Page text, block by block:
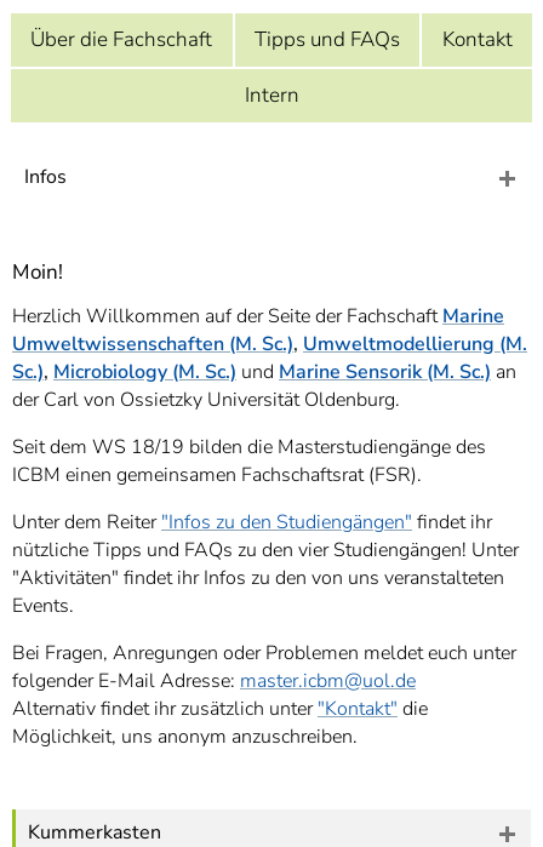
]
Informationen zur
Barrierefreiheit
Über die Fachschaft Tipps und FAQs
Kontakt
Intern
Infos
Moin!
Herzlich Willkommen auf der Seite der Fachschaft Marine
Umweltwissenschaften (M. Sc.), Umweltmodellierung (M.
Sc.), Microbiology (M. Sc.) und Marine Sensorik (M. Sc.) an
der Carl von Ossietzky Universität Oldenburg.
Seit dem WS 18/19 bilden die Masterstudiengänge des
ICBM einen gemeinsamen Fachschaftsrat (FSR).
Unter dem Reiter"Infos zu den Studiengängen" findet ihr
nützliche Tipps und FAQs zu den vier Studiengängen! Unter
"Aktivitäten" findet ihr Infos zu den von uns veranstalteten
Events.
Bei Fragen, Anregungen oder Problemen meldet euch unter
folgender E-Mail Adresse: master.icbm@uol.de
Alternativ findet ihr zusätzlich unter"Kontakt" die
Möglichkeit, uns anonym anzuschreiben.
Kummerkasten